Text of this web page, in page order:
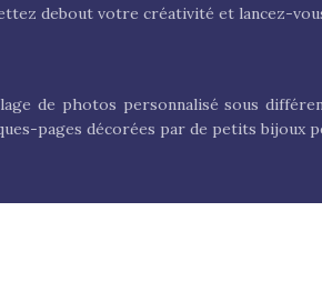
debout votre créativité et lancez-
de photos personnalisé sous
pages décorées par de petits bijoux